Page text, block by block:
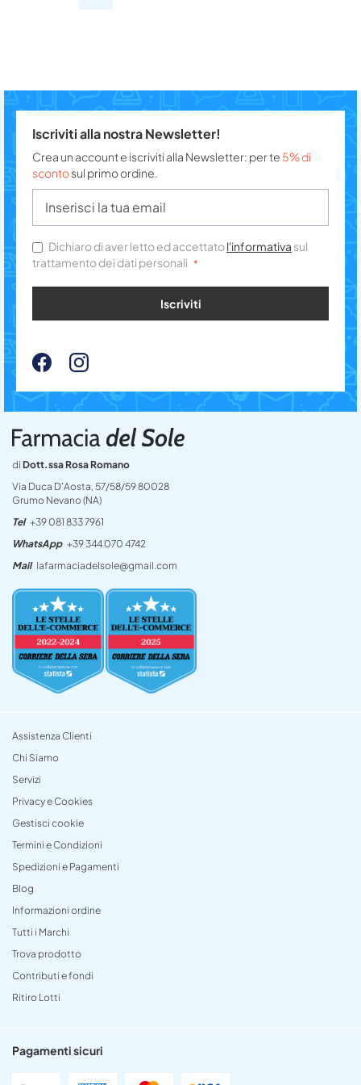
di Dott.ssa Rosa Romano
Via Duca D’Aosta, 57/58/59 80028
Grumo Nevano (NA)
Tel +39 081 833 7961
WhatsApp +39 344 070 4742
Mail lafarmaciadelsole@gmail.com
Assistenza Clienti
Chi Siamo
Servizi
Privacy e Cookies
Gestisci cookie
Termini e Condizioni
Spedizioni e Pagamenti
Blog
Informazioni ordine
Tutti i Marchi
Trova prodotto
Contributi e fondi
Ritiro Lotti
Pagamenti sicuri
Iscriviti alla nostra Newsletter!
Crea un account e iscriviti alla Newsletter: per te 5% di
scontosul primo ordine.
Dichiaro di aver letto ed accettatol'informativa sul
trattamento dei dati personali
Iscriviti